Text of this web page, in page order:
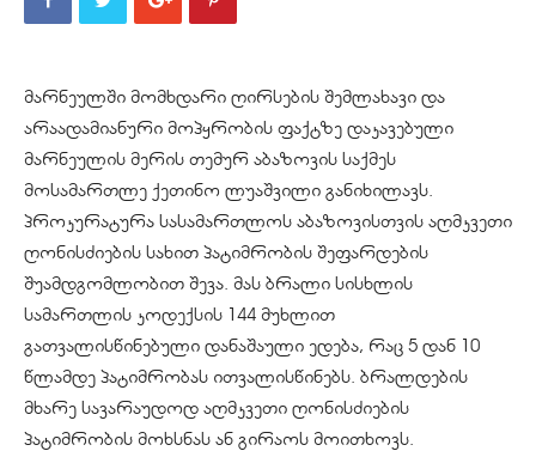
მარნეულში მომხდარი ღირსების შემლახავი და
არაადამიანური მოპყრობის ფაქტზე დაკავებული
მარნეულის მერის თემურ აბაზოვის საქმეს
მოსამართლე ქეთინო ლუაშვილი განიხილავს.
პროკურატურა სასამართლოს აბაზოვისთვის აღმკვეთი
ღონისძიების სახით პატიმრობის შეფარდების
შუამდგომლობით შევა. მას ბრალი სისხლის
სამართლის კოდექსის 144 მუხლით
გათვალისწინებული დანაშაული ედება, რაც 5 დან 10
წლამდე პატიმრობას ითვალისწინებს. ბრალდების
მხარე სავარაუდოდ აღმკვეთი ღონისძიების
პატიმრობის მოხსნას ან გირაოს მოითხოვს.